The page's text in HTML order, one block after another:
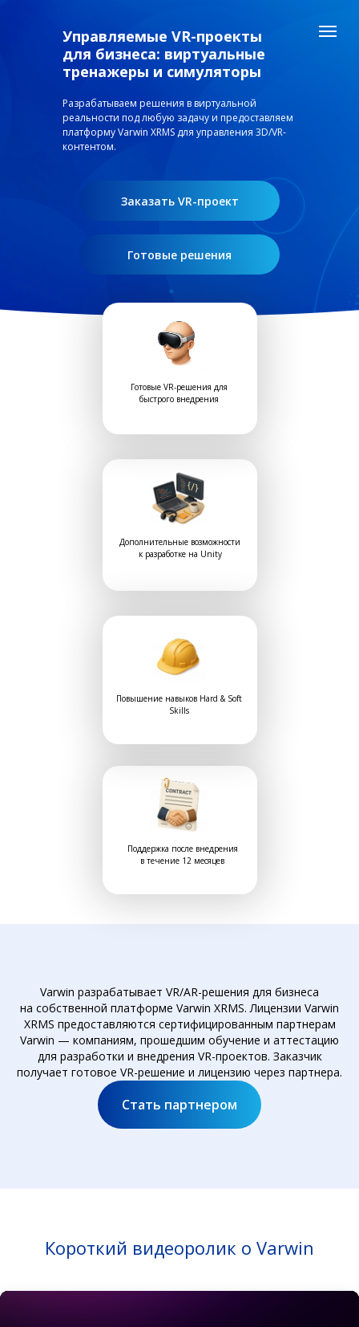
Управляемые VR-проекты
для бизнеса: виртуальные
тренажеры и симуляторы
Разрабатываем решения в виртуальной
реальности под любую задачу и предоставляем
платформу Varwin XRMS для управления 3D/VR-
контентом.
Заказать VR-проект
Готовые решения
Поддержка после внедрения
в течение 12 месяцев
Дополнительные возможности
к разработке на Unity
Повышение навыков Hard & Soft
Skills
Готовые VR-решения для
быстрого внедрения
Varwin разрабатывает VR/AR-решения для бизнеса
на собственной платформе Varwin XRMS. Лицензии Varwin
XRMS предоставляются сертифицированным партнерам
Varwin — компаниям, прошедшим обучение и аттестацию
для разработки и внедрения VR-проектов. Заказчик
получает готовое VR-решение и лицензию через партнера.
Стать партнером
Короткий видеоролик о Varwin